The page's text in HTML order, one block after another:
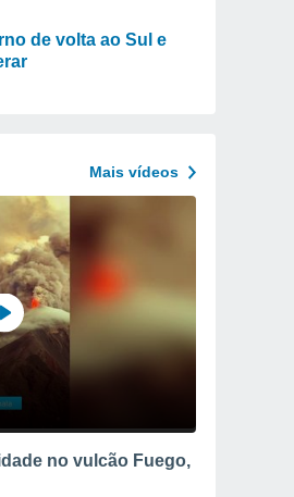
de volta ao Sul e
Mais vídeos
no vulcão Fuego,